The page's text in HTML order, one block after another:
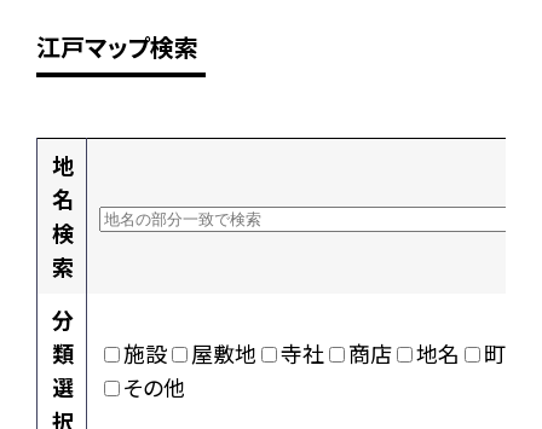
江戸マップ検索
地
名
検
索
分
類
選
択
施設 屋敷地 寺社 商店 地名
町村
その他